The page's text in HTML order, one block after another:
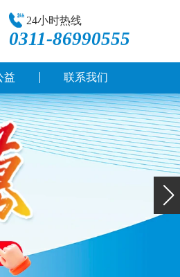
24小时热线
0311-86990555
益 联系我们